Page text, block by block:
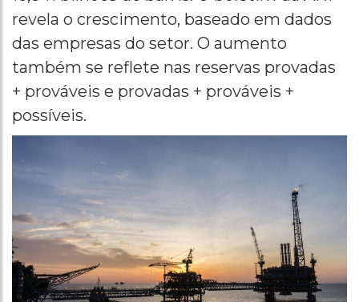
revela o crescimento, baseado em dados
das empresas do setor. O aumento
também se reflete nas reservas provadas
+ prováveis e provadas + prováveis +
possíveis.